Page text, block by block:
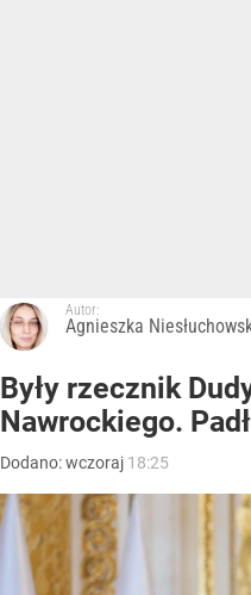
Autor:
Agnieszka
Były rzecznik
Nawrockiego.
Dodano:wczoraj 18:25